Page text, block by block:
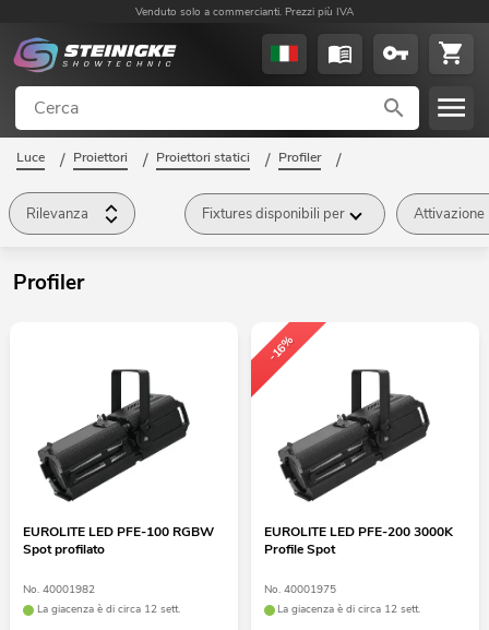
Venduto solo a commercianti. Prezzi più IVA
Luce / Proiettori / Proiettori statici / Profiler /
Rilevanza Fixtures disponibili per Attivazione
Profiler
EUROLITE LED PFE-100 RGBW
Spot profilato
No. 40001982
La giacenza è di circa 12 sett.
-16%
EUROLITE LED PFE-200 3000K
Profile Spot
No. 40001975
La giacenza è di circa 12 sett.